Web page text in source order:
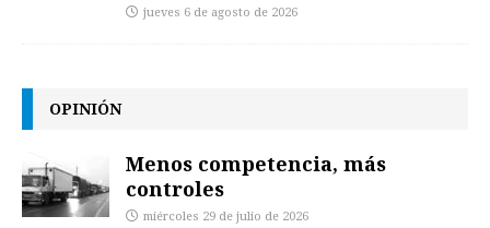
jueves 6 de agosto de 2026
OPINIÓN
Menos competencia, más
controles
miércoles 29 de julio de 2026